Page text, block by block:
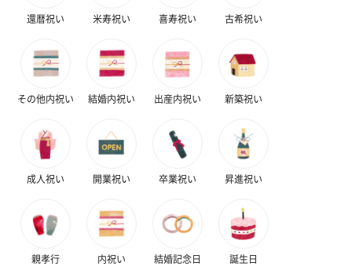
かき氷入浴剤4点セット
（ブルー）（748円）
かき氷入浴剤4点セット
（イエロー）（748円）
ハンドタオル・ハンカチ
の＋αにおすすめです。
還暦祝い 米寿祝い 喜寿祝い 古希祝い
その他内祝い 結婚内祝い 出産内祝い 新築祝い
成人祝い 開業祝い 卒業祝い 昇進祝い
親孝行 内祝い 結婚記念日 誕生日